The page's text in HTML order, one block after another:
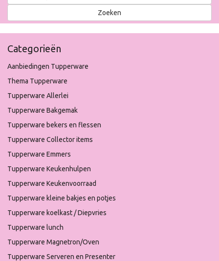
Categorieën
Aanbiedingen Tupperware
Thema Tupperware
Tupperware Allerlei
Tupperware Bakgemak
Tupperware bekers en flessen
Tupperware Collector items
Tupperware Emmers
Tupperware Keukenhulpen
Tupperware Keukenvoorraad
Tupperware kleine bakjes en potjes
Tupperware koelkast / Diepvries
Tupperware lunch
Tupperware Magnetron/Oven
Tupperware Serveren en Presenter